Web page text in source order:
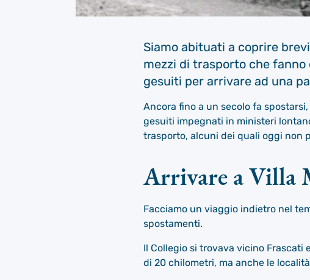
Siamo abituati a coprire
mezzi di trasporto che
gesuiti per arrivare ad una
Ancora fino a un secolo fa
gesuiti impegnati in ministeri
trasporto, alcuni dei quali oggi non
Arrivare a Villa
Facciamo un viaggio indietro nel
spostamenti.
Il Collegio si trovava vicino Frascati
di 20 chilometri, ma anche le